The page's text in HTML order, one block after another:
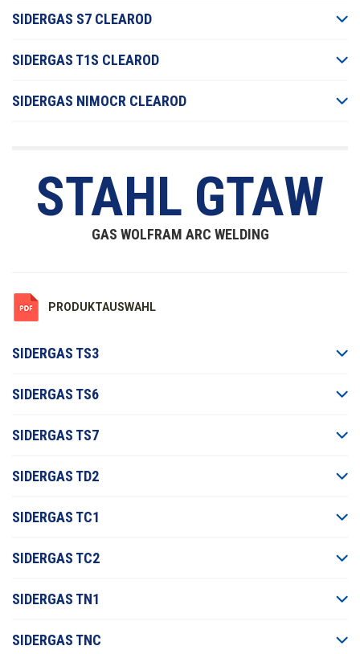
SIDERGAS S7 CLEAROD
SIDERGAS T1S CLEAROD
SIDERGAS NIMOCR CLEAROD
STAHL GTAW
GAS WOLFRAM ARC WELDING
PRODUKTAUSWAHL
SIDERGAS TS3
SIDERGAS TS6
SIDERGAS TS7
SIDERGAS TD2
SIDERGAS TC1
SIDERGAS TC2
SIDERGAS TN1
SIDERGAS TNC